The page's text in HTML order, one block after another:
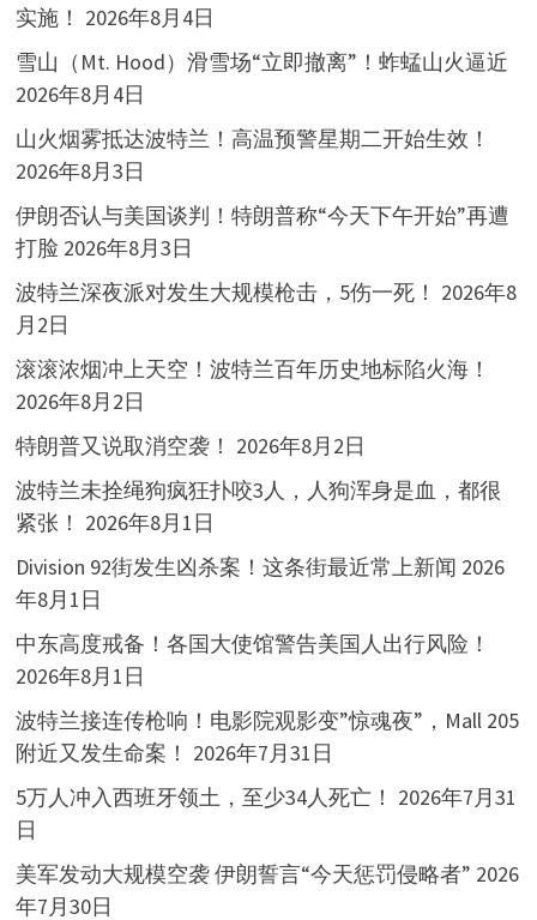
实施！ 2026年8月4日
雪山（Mt. Hood）滑雪场“立即撤离”！蚱蜢山火逼近
2026年8月4日
山火烟雾抵达波特兰！高温预警星期二开始生效！
2026年8月3日
伊朗否认与美国谈判！特朗普称“今天下午开始”再遭
打脸 2026年8月3日
波特兰深夜派对发生大规模枪击，5伤一死！ 2026年8
月2日
滚滚浓烟冲上天空！波特兰百年历史地标陷火海！
2026年8月2日
特朗普又说取消空袭！ 2026年8月2日
波特兰未拴绳狗疯狂扑咬3人，人狗浑身是血，都很
紧张！ 2026年8月1日
Division 92街发生凶杀案！这条街最近常上新闻 2026
年8月1日
中东高度戒备！各国大使馆警告美国人出行风险！
2026年8月1日
波特兰接连传枪响！电影院观影变”惊魂夜”，Mall 205
附近又发生命案！ 2026年7月31日
5万人冲入西班牙领土，至少34人死亡！ 2026年7月31
日
美军发动大规模空袭 伊朗誓言“今天惩罚侵略者” 2026
年7月30日